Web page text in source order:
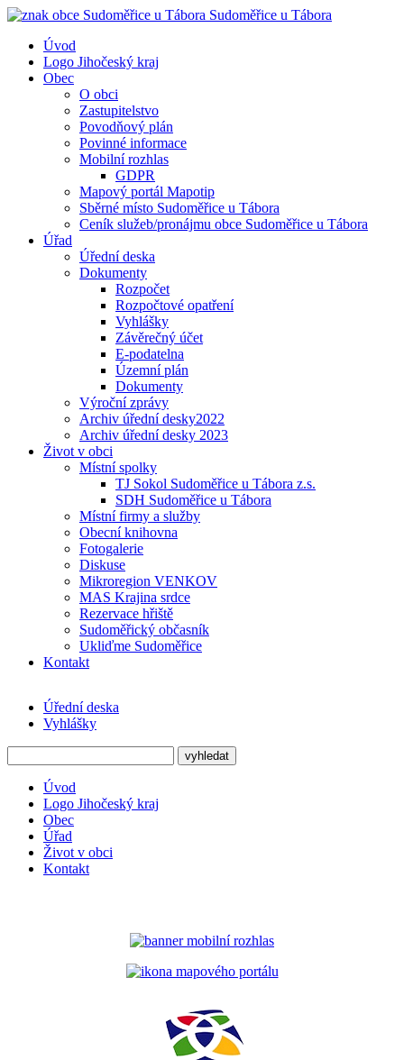
Sudoměřice u Tábora
Úvod
Logo Jihočeský kraj
Obec
O obci
Zastupitelstvo
Povodňový plán
Povinné informace
Mobilní rozhlas
GDPR
Mapový portál Mapotip
Sběrné místo Sudoměřice u Tábora
Ceník služeb/pronájmu obce Sudoměřice u Tábora
Úřad
Úřední deska
Dokumenty
Rozpočet
Rozpočtové opatření
Vyhlášky
Závěrečný účet
E-podatelna
Územní plán
Dokumenty
Výroční zprávy
Archiv úřední desky2022
Archiv úřední desky 2023
Život v obci
Místní spolky
TJ Sokol Sudoměřice u Tábora z.s.
SDH Sudoměřice u Tábora
Místní firmy a služby
Obecní knihovna
Fotogalerie
Diskuse
Mikroregion VENKOV
MAS Krajina srdce
Rezervace hřiště
Sudoměřický občasník
Ukliďme Sudoměřice
Kontakt
Úřední deska
Vyhlášky
Úvod
Logo Jihočeský kraj
Obec
Úřad
Život v obci
Kontakt